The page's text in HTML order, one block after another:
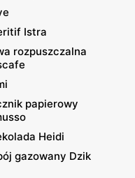
Istra
rozpuszczalna
papierowy
Heidi
gazowany Dzik